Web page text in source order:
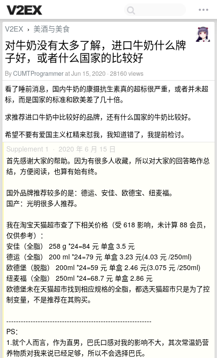
V2EX › 美酒与美食
对牛奶没有太多了解，进口牛奶什么牌
子好，或者什么国家的比较好
ByCUMTProgrammerat Jun 15, 2020 · 28160 views
看了睡前消息，国内牛奶的康摄抗生素真的超标很严重，或者并未超
标，而是国家的标准和欧美差了几十倍。
求推荐进口牛奶中比较好的品牌，还有什么国家的牛奶比较好。
希望不要有爱国主义杠精来怼我，我知道错了，我提前检讨。
Supplement 1 · 2020 年 6 月 15 日
首先感谢大家的帮助。因为有很多人收藏，所以对大家的回答略作总
结，方便阅读，也算有始有终。
国外品牌推荐较多的是：德运、安佳、欧德宝、纽麦福。
国产：光明很多人推荐。
我在淘宝天猫超市查了下相关价格（受 618 影响，未计算 88 会员，
仅供参考）：
安佳（全脂） 258 g *24=84 元 单盒 3.5 元
德运（全脂） 200 ml *24=79 元 单盒 3.23 元(4.03 元 /250ml)
欧德堡（脱脂） 200ml *24=59 元 单盒 2.46 元(3.075 元 /250ml)
纽麦福（全脂） 250ml *24=68.7 元 单盒 2.86 元
欧德堡未在天猫超市找到相应规格的全脂，都选天猫超市只是为了控
制变量，不是推荐在其购买。
------------------------------------------------------------
PS：
1.就个人而言，作为直男，巴氏口感对我的影响不大，其次常温奶营
养物质对我来说已经足够，所以不会选择巴氏。